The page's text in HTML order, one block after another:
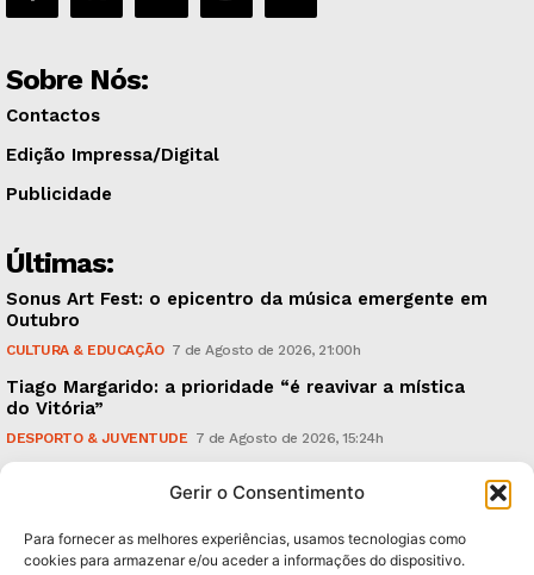
Gerir o Consentimento
Para fornecer as melhores experiências, usamos tecnologias como
cookies para armazenar e/ou aceder a informações do dispositivo.
Sobre Nós:
Contactos
Edição Impressa/Digital
Publicidade
Últimas:
Sonus Art Fest: o epicentro da música emergente em
Outubro
CULTURA & EDUCAÇÃO 7 de Agosto de 2026, 21:00h
Tiago Margarido: a prioridade “é reavivar a mística
do Vitória”
DESPORTO & JUVENTUDE 7 de Agosto de 2026, 15:24h
caudais e antecipa situações de risco